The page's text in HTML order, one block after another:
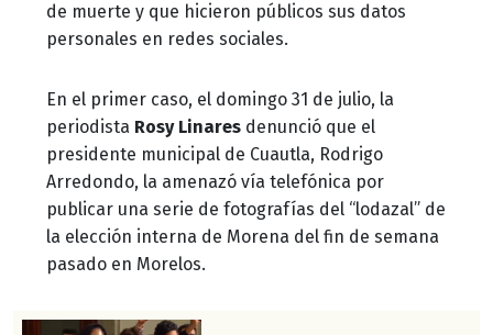
de muerte y que hicieron públicos sus datos
personales en redes sociales.
En el primer caso, el domingo 31 de julio, la
periodista Rosy Linares denunció que el
presidente municipal de Cuautla, Rodrigo
Arredondo, la amenazó vía telefónica por
publicar una serie de fotografías del “lodazal” de
la elección interna de Morena del fin de semana
pasado en Morelos.